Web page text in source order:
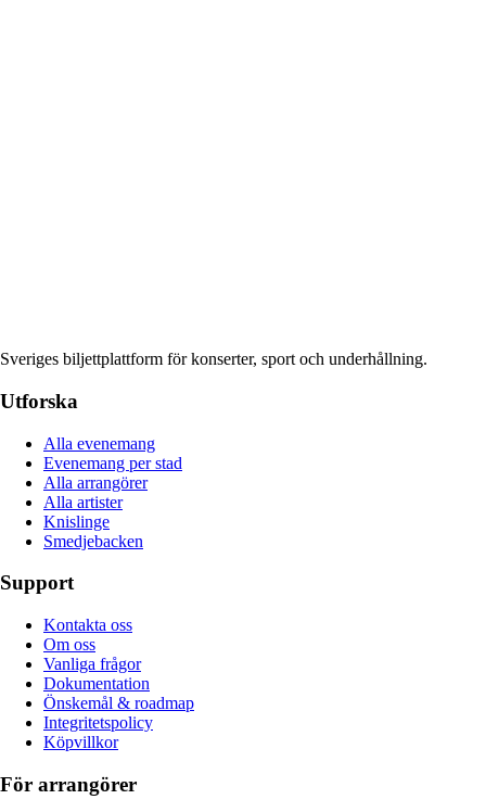
Sveriges biljettplattform för konserter, sport och underhållning.
Utforska
Alla evenemang
Evenemang per stad
Alla arrangörer
Alla artister
Knislinge
Smedjebacken
Support
Kontakta oss
Om oss
Vanliga frågor
Dokumentation
Önskemål & roadmap
Integritetspolicy
Köpvillkor
För arrangörer